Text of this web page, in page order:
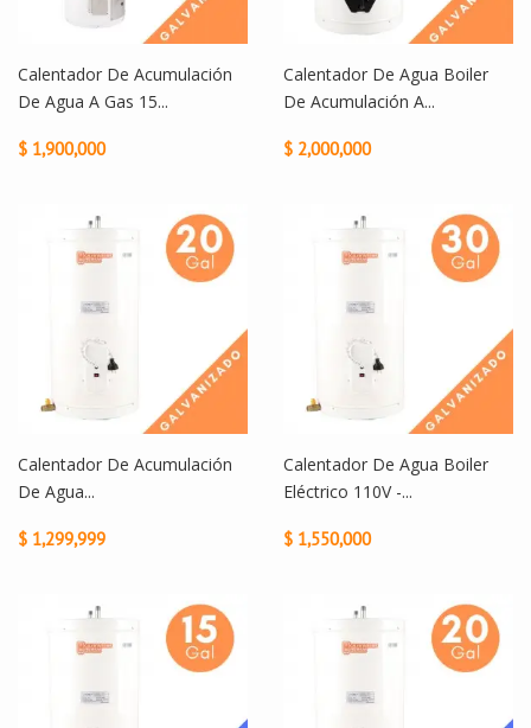
Calentador De Acumulación
De Agua A Gas 15...
$ 1,900,000
Calentador De Agua Boiler
De Acumulación A...
$ 2,000,000
Calentador De Acumulación
De Agua...
$ 1,299,999
Calentador De Agua Boiler
Eléctrico 110V -...
$ 1,550,000